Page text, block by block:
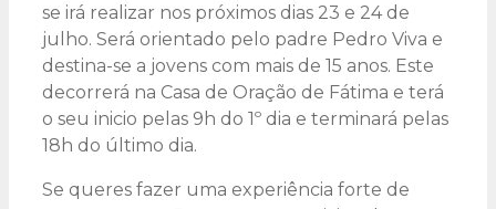
se irá realizar nos próximos dias 23 e 24 de
julho. Será orientado pelo padre Pedro Viva e
destina-se a jovens com mais de 15 anos. Este
decorrerá na Casa de Oração de Fátima e terá
o seu inicio pelas 9h do 1º dia e terminará pelas
18h do último dia.
Se queres fazer uma experiência forte de